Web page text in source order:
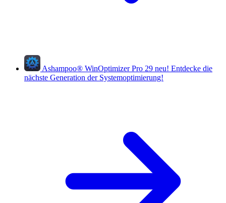
Ashampoo® WinOptimizer Pro 29 neu! Entdecke die
nächste Generation der Systemoptimierung!